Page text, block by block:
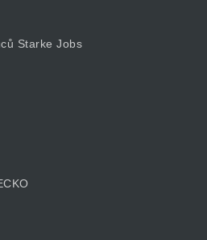
Starke Jobs